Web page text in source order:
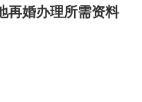
再婚办理所需资料